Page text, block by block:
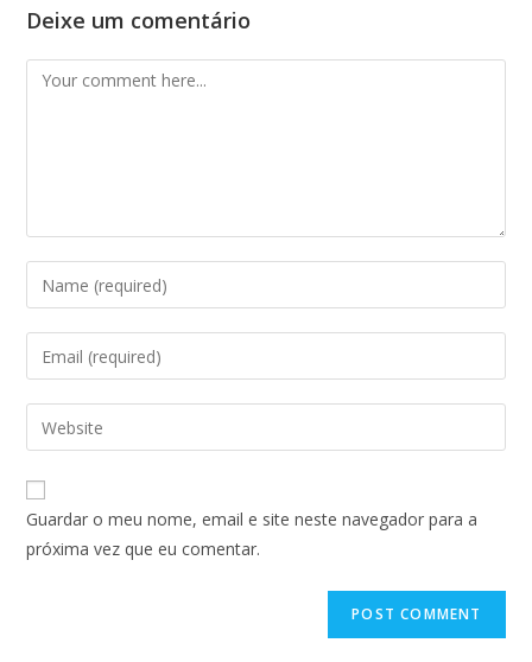
Deixe um comentário
Guardar o meu nome, email e site neste navegador para a
próxima vez que eu comentar.